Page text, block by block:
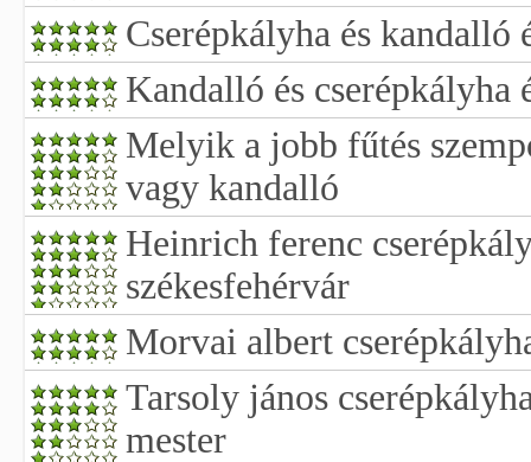
Cserépkályha és kandalló
Kandalló és cserépkályha
Melyik a jobb fűtés
vagy kandalló
Heinrich ferenc
székesfehérvár
Morvai albert
Tarsoly jános
mester